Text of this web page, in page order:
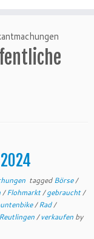
taggedBörse/
/Flohmarkt/gebraucht/
/Rad/
Reutlingen/verkaufen by